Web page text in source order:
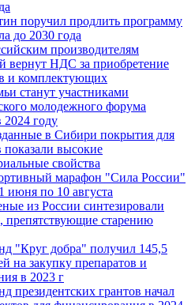
поручил продлить программу
до 2030 года
производителям
вернут НДС за приобретение
и комплектующих
станут участниками
молодежного форума
году
в Сибири покрытия для
высокие
свойства
марафон "Сила России"
июня по 10 августа
из России синтезировали
препятствующие старению
"Круг добра" получил 145,5
на закупку препаратов и
в 2023 г
президентских грантов начал